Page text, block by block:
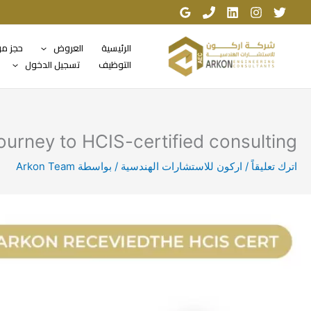
تخطي
إلى
الرئيسية العروض
حجز
التوظيف
تسجيل الدخول
to HCIS-certified consulting
اترك تعليقاً / اركون للاستشارات الهندسية / بواسطة Arkon Team